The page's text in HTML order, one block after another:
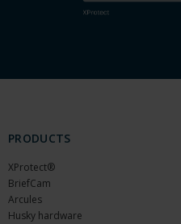
PRODUCTS
XProtect®
BriefCam
Arcules
Husky hardware